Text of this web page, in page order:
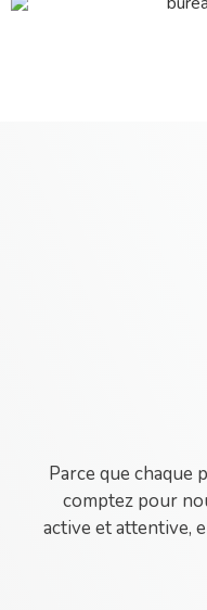
Parce que chaque
comptez pour
active et attentive,